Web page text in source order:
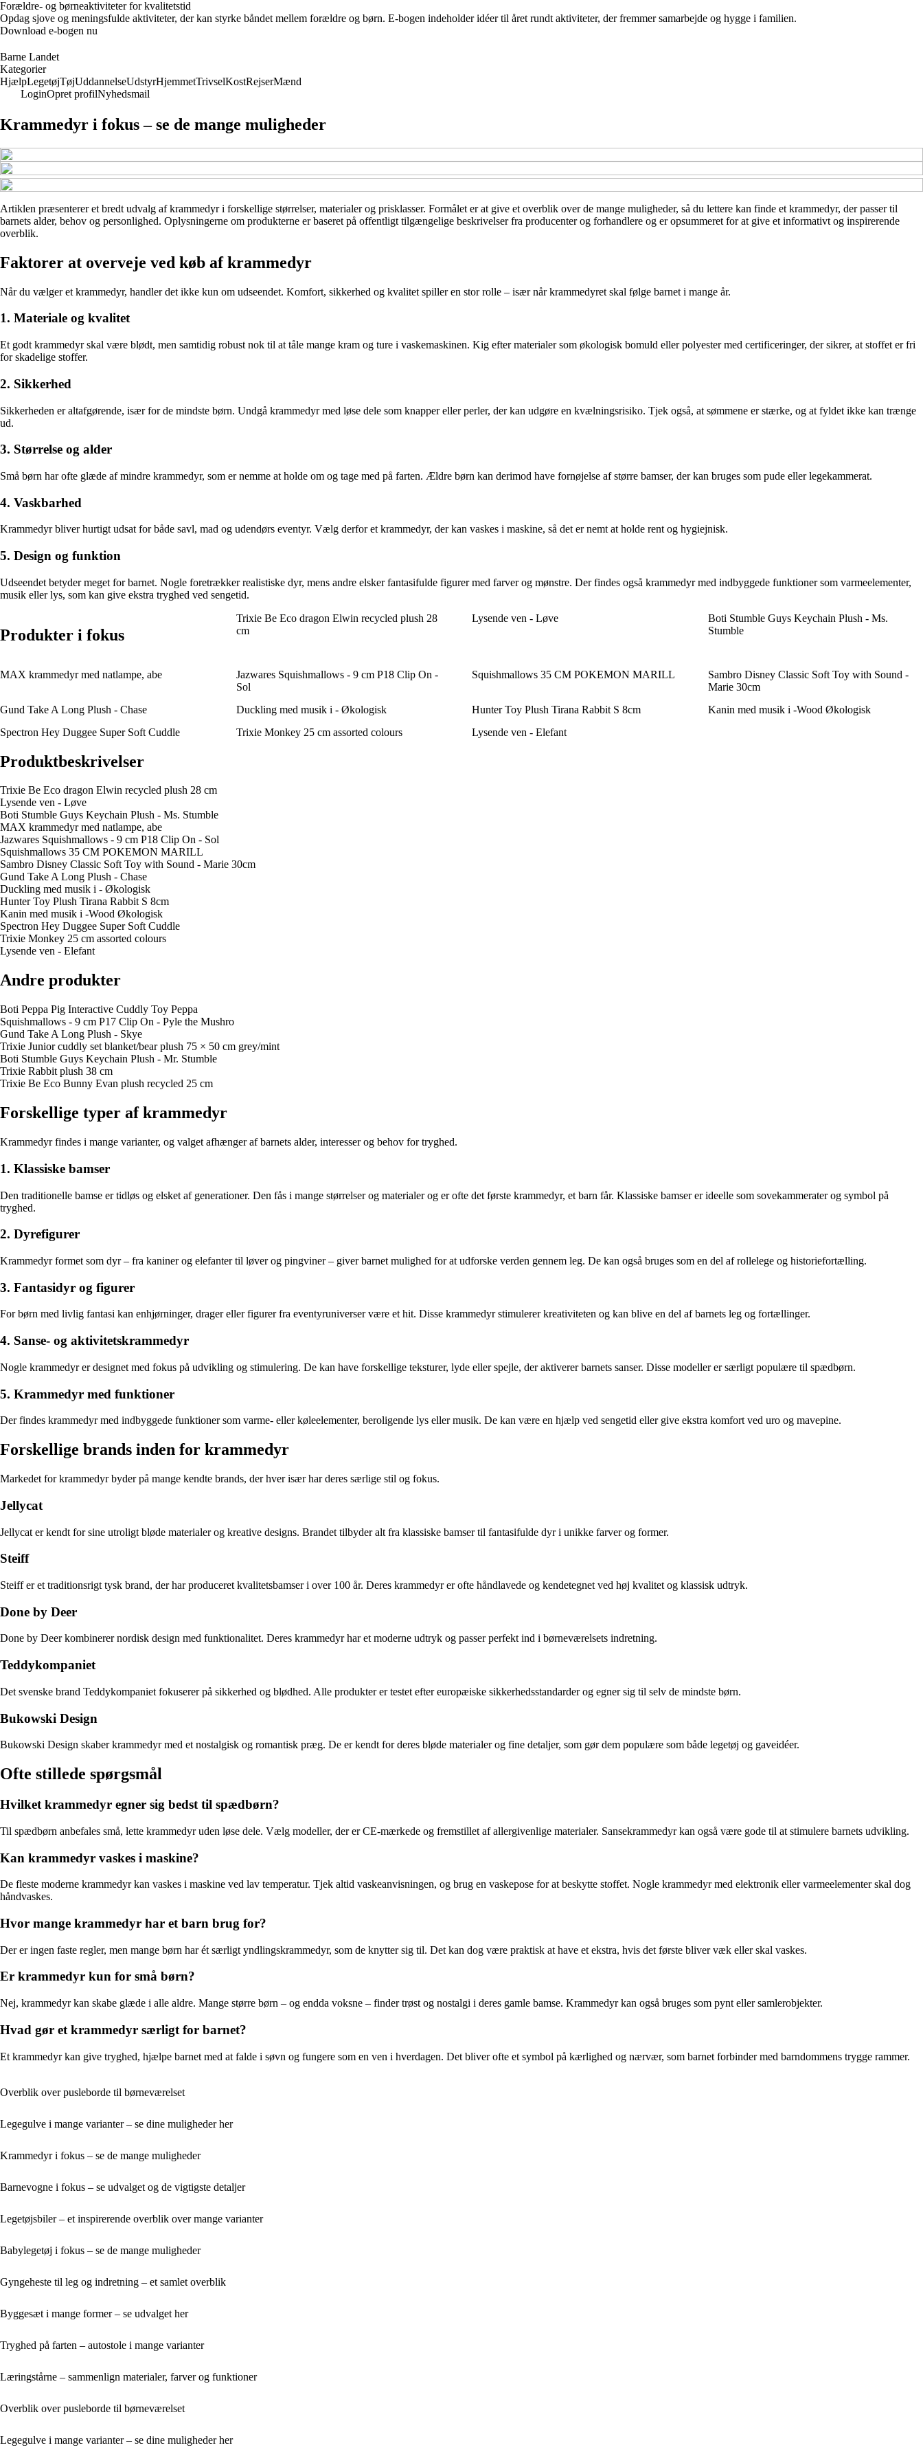
Forældre- og børneaktiviteter for kvalitetstid
Opdag sjove og meningsfulde aktiviteter, der kan styrke båndet mellem forældre og børn. E-bogen indeholder idéer til året rundt aktiviteter, der fremmer samarbejde og hygge i familien.
Download e-bogen nu
Barne Landet
Kategorier
HjælpLegetøjTøjUddannelseUdstyrHjemmetTrivselKostRejserMænd
LoginOpret profilNyhedsmail
Krammedyr i fokus – se de mange muligheder
Artiklen præsenterer et bredt udvalg af krammedyr i forskellige størrelser, materialer og prisklasser. Formålet er at give et overblik over de mange muligheder, så du lettere kan finde et krammedyr, der passer til
barnets alder, behov og personlighed. Oplysningerne om produkterne er baseret på offentligt tilgængelige beskrivelser fra producenter og forhandlere og er opsummeret for at give et informativt og inspirerende
overblik.
Faktorer at overveje ved køb af krammedyr
Når du vælger et krammedyr, handler det ikke kun om udseendet. Komfort, sikkerhed og kvalitet spiller en stor rolle – især når krammedyret skal følge barnet i mange år.
1. Materiale og kvalitet
Et godt krammedyr skal være blødt, men samtidig robust nok til at tåle mange kram og ture i vaskemaskinen. Kig efter materialer som økologisk bomuld eller polyester med certificeringer, der sikrer, at stoffet er fri
for skadelige stoffer.
2. Sikkerhed
Sikkerheden er altafgørende, især for de mindste børn. Undgå krammedyr med løse dele som knapper eller perler, der kan udgøre en kvælningsrisiko. Tjek også, at sømmene er stærke, og at fyldet ikke kan trænge
ud.
3. Størrelse og alder
Små børn har ofte glæde af mindre krammedyr, som er nemme at holde om og tage med på farten. Ældre børn kan derimod have fornøjelse af større bamser, der kan bruges som pude eller legekammerat.
4. Vaskbarhed
Krammedyr bliver hurtigt udsat for både savl, mad og udendørs eventyr. Vælg derfor et krammedyr, der kan vaskes i maskine, så det er nemt at holde rent og hygiejnisk.
5. Design og funktion
Udseendet betyder meget for barnet. Nogle foretrækker realistiske dyr, mens andre elsker fantasifulde figurer med farver og mønstre. Der findes også krammedyr med indbyggede funktioner som varmeelementer,
musik eller lys, som kan give ekstra tryghed ved sengetid.
Produkter i fokus
Trixie Be Eco dragon Elwin recycled plush 28
cm
Lysende ven - Løve
Boti Stumble Guys Keychain Plush - Ms.
Stumble
MAX krammedyr med natlampe, abe
Jazwares Squishmallows - 9 cm P18 Clip On -
Sol
Squishmallows 35 CM POKEMON MARILL
Sambro Disney Classic Soft Toy with Sound -
Marie 30cm
Gund Take A Long Plush - Chase
Duckling med musik i - Økologisk Hunter Toy Plush Tirana Rabbit S 8cm
Kanin med musik i -Wood Økologisk
Spectron Hey Duggee Super Soft Cuddle
Trixie Monkey 25 cm assorted colours Lysende ven - Elefant
Produktbeskrivelser
Trixie Be Eco dragon Elwin recycled plush 28 cm
Lysende ven - Løve
Boti Stumble Guys Keychain Plush - Ms. Stumble
MAX krammedyr med natlampe, abe
Jazwares Squishmallows - 9 cm P18 Clip On - Sol
Squishmallows 35 CM POKEMON MARILL
Sambro Disney Classic Soft Toy with Sound - Marie 30cm
Gund Take A Long Plush - Chase
Duckling med musik i - Økologisk
Hunter Toy Plush Tirana Rabbit S 8cm
Kanin med musik i -Wood Økologisk
Spectron Hey Duggee Super Soft Cuddle
Trixie Monkey 25 cm assorted colours
Lysende ven - Elefant
Andre produkter
Boti Peppa Pig Interactive Cuddly Toy Peppa
Squishmallows - 9 cm P17 Clip On - Pyle the Mushro
Gund Take A Long Plush - Skye
Trixie Junior cuddly set blanket/bear plush 75 × 50 cm grey/mint
Boti Stumble Guys Keychain Plush - Mr. Stumble
Trixie Rabbit plush 38 cm
Trixie Be Eco Bunny Evan plush recycled 25 cm
Forskellige typer af krammedyr
Krammedyr findes i mange varianter, og valget afhænger af barnets alder, interesser og behov for tryghed.
1. Klassiske bamser
Den traditionelle bamse er tidløs og elsket af generationer. Den fås i mange størrelser og materialer og er ofte det første krammedyr, et barn får. Klassiske bamser er ideelle som sovekammerater og symbol på
tryghed.
2. Dyrefigurer
Krammedyr formet som dyr – fra kaniner og elefanter til løver og pingviner – giver barnet mulighed for at udforske verden gennem leg. De kan også bruges som en del af rollelege og historiefortælling.
3. Fantasidyr og figurer
For børn med livlig fantasi kan enhjørninger, drager eller figurer fra eventyruniverser være et hit. Disse krammedyr stimulerer kreativiteten og kan blive en del af barnets leg og fortællinger.
4. Sanse- og aktivitetskrammedyr
Nogle krammedyr er designet med fokus på udvikling og stimulering. De kan have forskellige teksturer, lyde eller spejle, der aktiverer barnets sanser. Disse modeller er særligt populære til spædbørn.
5. Krammedyr med funktioner
Der findes krammedyr med indbyggede funktioner som varme- eller køleelementer, beroligende lys eller musik. De kan være en hjælp ved sengetid eller give ekstra komfort ved uro og mavepine.
Forskellige brands inden for krammedyr
Markedet for krammedyr byder på mange kendte brands, der hver især har deres særlige stil og fokus.
Jellycat
Jellycat er kendt for sine utroligt bløde materialer og kreative designs. Brandet tilbyder alt fra klassiske bamser til fantasifulde dyr i unikke farver og former.
Steiff
Steiff er et traditionsrigt tysk brand, der har produceret kvalitetsbamser i over 100 år. Deres krammedyr er ofte håndlavede og kendetegnet ved høj kvalitet og klassisk udtryk.
Done by Deer
Done by Deer kombinerer nordisk design med funktionalitet. Deres krammedyr har et moderne udtryk og passer perfekt ind i børneværelsets indretning.
Teddykompaniet
Det svenske brand Teddykompaniet fokuserer på sikkerhed og blødhed. Alle produkter er testet efter europæiske sikkerhedsstandarder og egner sig til selv de mindste børn.
Bukowski Design
Bukowski Design skaber krammedyr med et nostalgisk og romantisk præg. De er kendt for deres bløde materialer og fine detaljer, som gør dem populære som både legetøj og gaveidéer.
Ofte stillede spørgsmål
Hvilket krammedyr egner sig bedst til spædbørn?
Til spædbørn anbefales små, lette krammedyr uden løse dele. Vælg modeller, der er CE-mærkede og fremstillet af allergivenlige materialer. Sansekrammedyr kan også være gode til at stimulere barnets udvikling.
Kan krammedyr vaskes i maskine?
De fleste moderne krammedyr kan vaskes i maskine ved lav temperatur. Tjek altid vaskeanvisningen, og brug en vaskepose for at beskytte stoffet. Nogle krammedyr med elektronik eller varmeelementer skal dog
håndvaskes.
Hvor mange krammedyr har et barn brug for?
Der er ingen faste regler, men mange børn har ét særligt yndlingskrammedyr, som de knytter sig til. Det kan dog være praktisk at have et ekstra, hvis det første bliver væk eller skal vaskes.
Er krammedyr kun for små børn?
Nej, krammedyr kan skabe glæde i alle aldre. Mange større børn – og endda voksne – finder trøst og nostalgi i deres gamle bamse. Krammedyr kan også bruges som pynt eller samlerobjekter.
Hvad gør et krammedyr særligt for barnet?
Et krammedyr kan give tryghed, hjælpe barnet med at falde i søvn og fungere som en ven i hverdagen. Det bliver ofte et symbol på kærlighed og nærvær, som barnet forbinder med barndommens trygge rammer.
Overblik over pusleborde til børneværelset
Legegulve i mange varianter – se dine muligheder her
Krammedyr i fokus – se de mange muligheder
Barnevogne i fokus – se udvalget og de vigtigste detaljer
Legetøjsbiler – et inspirerende overblik over mange varianter
Babylegetøj i fokus – se de mange muligheder
Gyngeheste til leg og indretning – et samlet overblik
Byggesæt i mange former – se udvalget her
Tryghed på farten – autostole i mange varianter
Læringstårne – sammenlign materialer, farver og funktioner
Overblik over pusleborde til børneværelset
Legegulve i mange varianter – se dine muligheder her